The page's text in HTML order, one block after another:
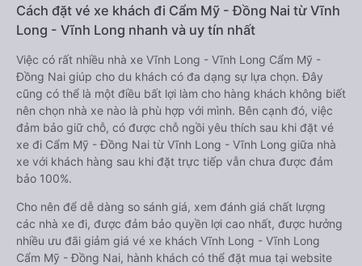
Cách đặt vé xe khách đi Cẩm Mỹ - Đồng Nai từ Vĩnh
Long - Vĩnh Long nhanh và uy tín nhất
Việc có rất nhiều nhà xe Vĩnh Long - Vĩnh Long Cẩm Mỹ -
Đồng Nai giúp cho du khách có đa dạng sự lựa chọn. Đây
cũng có thể là một điều bất lợi làm cho hàng khách không biết
nên chọn nhà xe nào là phù hợp với mình. Bên cạnh đó, việc
đảm bảo giữ chỗ, có được chỗ ngồi yêu thích sau khi đặt vé
xe đi Cẩm Mỹ - Đồng Nai từ Vĩnh Long - Vĩnh Long giữa nhà
xe với khách hàng sau khi đặt trực tiếp vẫn chưa được đảm
bảo 100%.
Cho nên để dễ dàng so sánh giá, xem đánh giá chất lượng
các nhà xe đi, được đảm bảo quyền lợi cao nhất, được hưởng
nhiều ưu đãi giảm giá vé xe khách Vĩnh Long - Vĩnh Long
Cẩm Mỹ - Đồng Nai, hành khách có thể đặt mua tại website